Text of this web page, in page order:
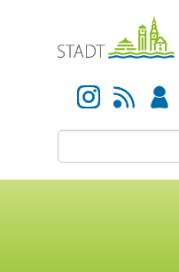
Instagram Newsfeed Anmelden